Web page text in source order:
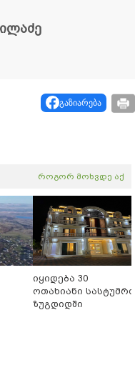
გაზიარება
როგორ მოხვდე აქ
იყიდება 30
ოთახიანი
ზუგდიდში